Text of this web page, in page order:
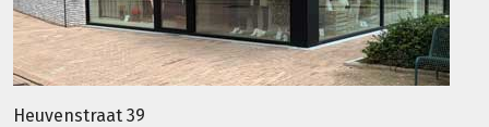
Heuvenstraat 39